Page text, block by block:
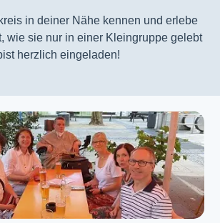
in deiner Nähe kennen und erlebe
wie sie nur in einer Kleingruppe gelebt
herzlich eingeladen!